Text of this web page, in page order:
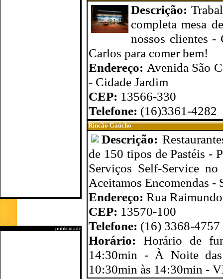
publicidade
Descrição:
completa mesa
nossos clientes -
Carlos para comer bem!
Endereço: Avenida São
- Cidade Jardim
CEP: 13566-330
Telefone: (16)3361-4282
Rincão Gaúcho
Descrição:
de 150 tipos de Pastéis -
Serviços Self-Service
Aceitamos Encomendas -
Endereço: Rua
CEP: 13570-100
Telefone: (16) 3368-
Horário: Horário de
14:30min - À Noite
10:30min às 14:30min -